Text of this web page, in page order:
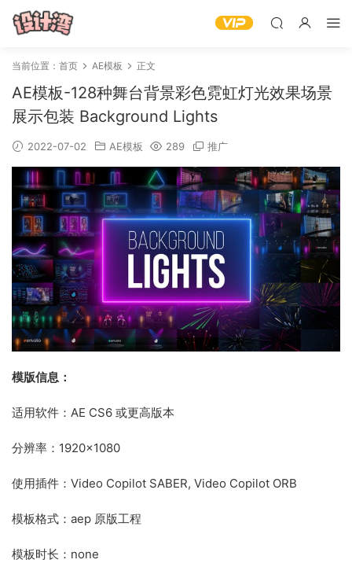
当前位置： 首页 AE模板 正文
AE模板-128种舞台背景彩色霓虹灯光效果场景
展示包装 Background Lights
2022-07-02 AE模板 289 推广
模版信息：
适用软件：AE CS6 或更高版本
分辨率：1920×1080
使用插件：Video Copilot SABER, Video Copilot ORB
模板格式：aep 原版工程
模板时长：none